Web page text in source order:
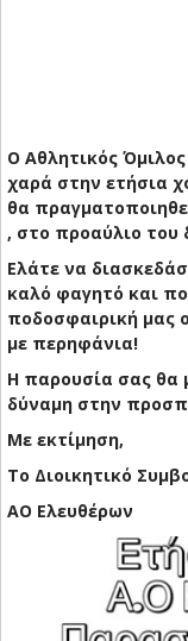
Ο Αθλητικός
χαρά στην ετήσια
θα
, στο προαύλιο του
Ελάτε να
καλό φαγητό και
ποδοσφαιρική μας
με περηφάνια!
Η παρουσία σας θα
δύναμη στην
Με εκτίμηση,
Το Διοικητικό
ΑΟ Ελευθέρων